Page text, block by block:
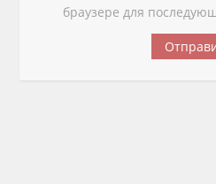
браузере для